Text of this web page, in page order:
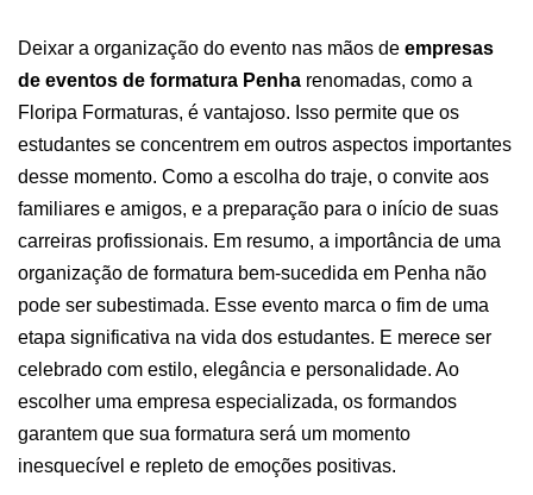
Deixar a organização do evento nas mãos de empresas
de eventos de formatura Penha renomadas, como a
Floripa Formaturas, é vantajoso. Isso permite que os
estudantes se concentrem em outros aspectos importantes
desse momento. Como a escolha do traje, o convite aos
familiares e amigos, e a preparação para o início de suas
carreiras profissionais. Em resumo, a importância de uma
organização de formatura bem-sucedida em Penha não
pode ser subestimada. Esse evento marca o fim de uma
etapa significativa na vida dos estudantes. E merece ser
celebrado com estilo, elegância e personalidade. Ao
escolher uma empresa especializada, os formandos
garantem que sua formatura será um momento
inesquecível e repleto de emoções positivas.